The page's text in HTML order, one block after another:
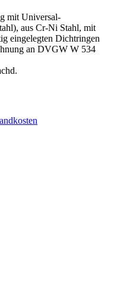
mit Universal-
aus Cr-Ni Stahl, mit
eingelegten Dichtringen
an DVGW W 534